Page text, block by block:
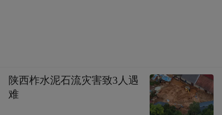
陕西柞水泥石流灾害致3人遇
难